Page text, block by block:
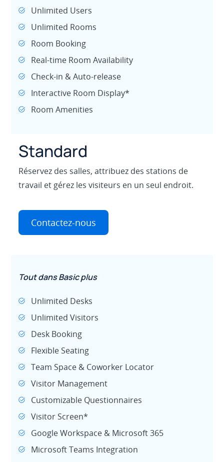
Unlimited Users
Unlimited Rooms
Room Booking
Real-time Room Availability
Check-in & Auto-release
Interactive Room Display*
Room Amenities
Standard
Réservez des salles, attribuez des stations de
travail et gérez les visiteurs en un seul endroit.
Contactez-nous
Tout dans Basic plus
Unlimited Desks
Unlimited Visitors
Desk Booking
Flexible Seating
Team Space & Coworker Locator
Visitor Management
Customizable Questionnaires
Visitor Screen*
Google Workspace & Microsoft 365
Microsoft Teams Integration